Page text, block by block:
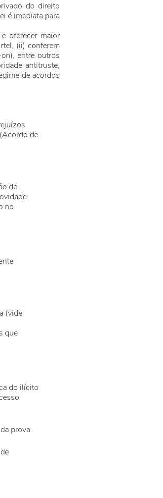
do direito
é imediata para
oferecer maior
(ii) conferem
entre outros
antitruste,
de acordos
de
de
no
(vide
que
do ilícito
prova